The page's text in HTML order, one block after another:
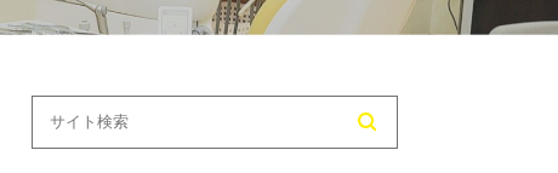
目立ちにくい矯正装置について
4本抜歯の症例
ブラックトライアングルの症例